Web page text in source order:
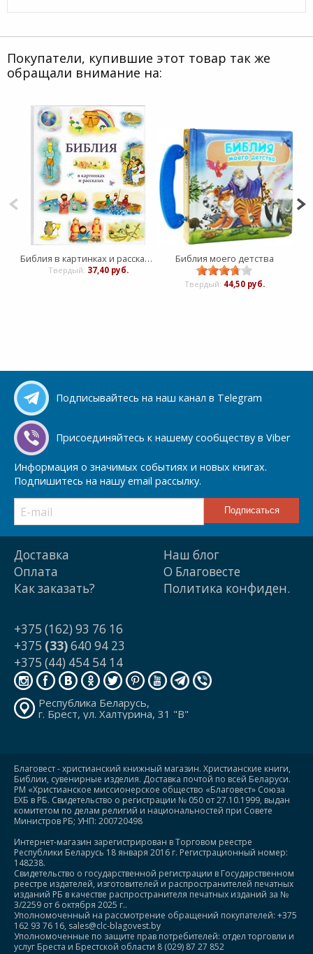
Покупатели, купившие этот товар так же
обращали внимание на:
Библия в картинках и рассказах
Твердый: 37,40 руб.
Библия моего детства
Твердый: 44,50 руб.
Подписывайтесь на наш канал в Telegram
Присоединяйтесь к нашему сообществу в Viber
Информация о значимых событиях и новых книгах.
Подпишитесь на нашу email рассылку.
Доставка
Оплата
Как заказать?
Наш блог
О Благовесте
Политика конфиден.
+375 (162) 93 76 16
+375 (33)640 94 23
+375 (44) 454 54 14
Республика Беларусь,
г. Брест, ул. Халтурина, 31 "В"
Благовест - христианский книжный магазин. Христианские книги,
Библии, сувенирные изделия. Доставка почтой по всей Беларуси.
РМ «Христианское миссионерское общество «Благовест» Союза
ЕХБ в РБ. Свидетельство о регистрации № 050 от 27.10.1999, выдан
комитетом по делам религий и национальностей при Совете
Министров РБ; УНП: 200720498
Интернет-магазин зарегистрирован в Торговом реестре
Республики Беларусь 18 января 2016 г. Регистрационный номер:
148238.
Свидетельство о государственной регистрации в Государственном
реестре издателей, изготовителей и распространителей печатных
изданий РБ в качестве распространителя печатных изданий за №
3/2259 от 6 октября 2025 г..
Уполномоченный на рассмотрение обращений покупателей: +375
162 93 76 16, sales@clc-blagovest.by
Уполномоченные по защите прав потребителей: отдел торговли и
услуг Бреста и Брестской области 8 (029) 87 27 852